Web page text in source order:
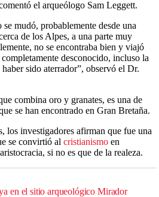
el arqueólogo Sam Leggett.
mudó, probablemente desde una
de los Alpes, a una parte muy
no se encontraba bien y viajó
desconocido, incluso la
sido aterrador”, observó el Dr.
combina oro y granates, es una de
se han encontrado en Gran Bretaña.
los investigadores afirman que fue una
se convirtió al cristianismo en
si no es que de la realeza.
en el sitio arqueológico Mirador